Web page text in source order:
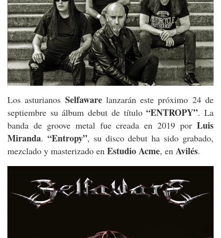
Los asturianos Selfawarelanzarán este próximo 24 de
septiembre su álbum debut de título“ENTROPY”. La
banda de groove metal fue creada en 2019 por Luis
Miranda. “Entropy”, su disco debut ha sido grabado,
mezclado y masterizado en Estudio Acme, en Avilés.